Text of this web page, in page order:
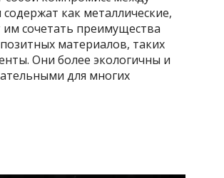
как металлические,
сочетать преимущества
материалов, таких
Они более экологичны и
для многих